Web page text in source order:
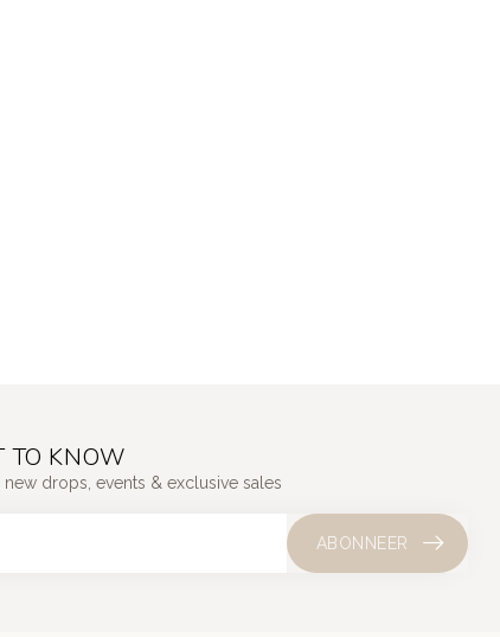
TO KNOW
drops, events & exclusive sales
ABONNEER